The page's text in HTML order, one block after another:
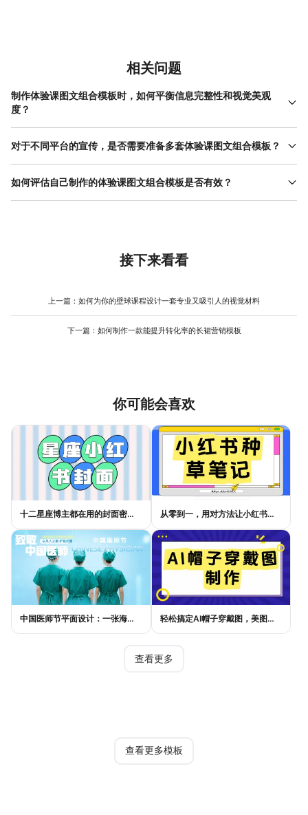
相关问题
制作体验课图文组合模板时，如何平衡信息完整性和视觉美观
度？
平衡的关键在于“分层呈现”和“可视化处理”。不要试图在一张图上塞
入所有信息。将完整信息拆解成逻辑递进的多个模块，每个模块用
轴或简单的信息图。例如，用图标列表代替纯文字列举课程亮点，
对于不同平台的宣传，是否需要准备多套体验课图文组合模板？
是的，通常需要根据平台特性进行适配，但这并不意味着要从零开
始制作多套完全不同的模板。更高效的做法是，先建立一套核心的
尺寸。使用像美图设计室这样的工具，可以轻松复制和修改设计项
如何评估自己制作的体验课图文组合模板是否有效？
评估有效性可以从内部逻辑和外部数据两个维度进行。内部逻辑
部数据上，在模板投入使用后，关注关键指标的变化，例如宣传图
文的点击率、停留时长、通过模板渠道报名的转化率，以及收集用
能降低沟通成本，让课程信息更容易被理解和传播。如果数据反馈
足够，而不是单纯修改视觉效果。对于新手，从工具内的优质模板
接下来看看
上一篇： 如何为你的壁球课程设计一套专业又吸引人的视觉材料
下一篇： 如何制作一款能提升转化率的长裙营销模板
你可能会喜欢
十二星座博主都在用的封面密码，星座小红书封面标题这样写才吸睛 从零到一，用对方法让小红书种草笔记的流量自己找上门
中国医师节平面设计：一张海报如何讲好白衣故事 轻松搞定AI帽子穿戴图，美图设计室电商主图教程
查看更多
查看更多模板